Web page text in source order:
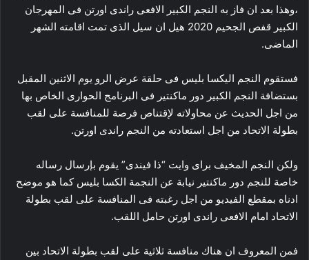
،وهذا بعد ان فاز به النجم الكبير الافعى راندى اورتن فى المهرجان
الكبير قفص الجحيم 2020 هيل ان سيل الذى تمت اقامته الشهر
الماضى.
فستقوم النجم اليكسا بليس فى حلقة عرض الرو يوم الاثنين المقبل
بستضافة النجم الكبير دور ماكنتير فى البرنامج الحوارى الخاص بها
من اجل الحديث عن محاولاته لإقتناص فرصة للمنافسة على لقب
بطولة الاتحاد من اجل استعادته من النجم راندى اورتن.
ولكن النجم المخيف براى وايت “ذا فيندى” يقوم بإرسال رساله
خاصة للنجم دور ماكنتير نيابة عن النجمة الكسا بليس كما هو موضح
ادناه بمقطع الفيديو من اجل رغبته فى المنافسة على لقب بطولة
الاتحاد امام الافعى راندى اورتن حامل اللقب.
فمن المعروف ان هناك منافسة ثلاثية على لقب بطولة الاتحاد بين